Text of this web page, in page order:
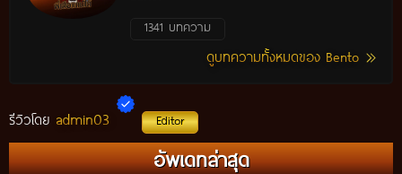
1341 บทความ
ดูบทความทั้งหมดของ Bento
รีวิวโดย admin03 Editor
อัพเดทล่าสุด